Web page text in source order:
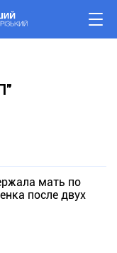
мать по
после двух